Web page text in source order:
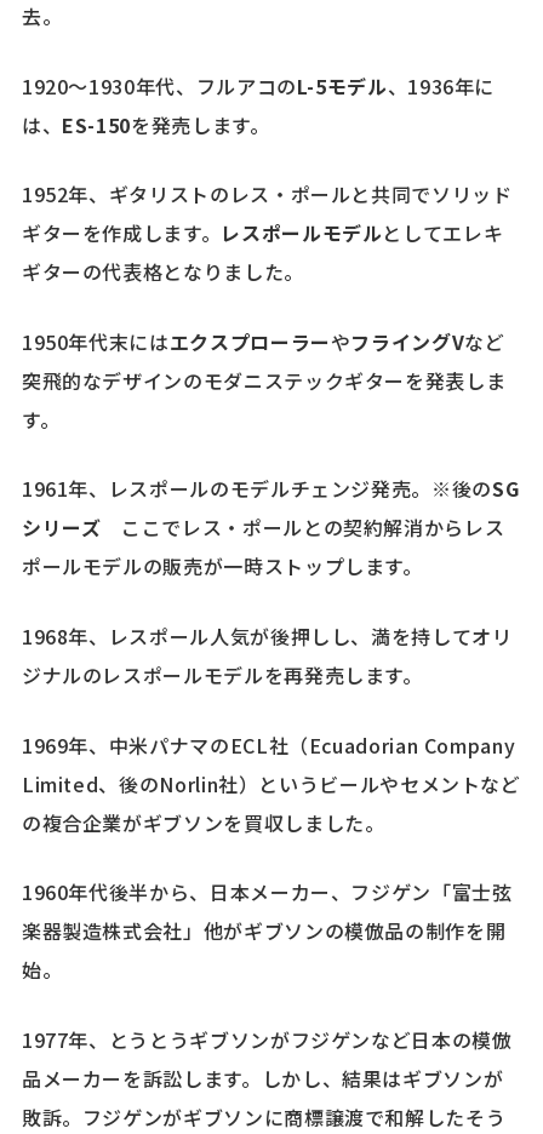
去。
1920～1930年代、フルアコのL-5モデル、1936年に
は、 ES-150を発売します。
1952年、ギタリストのレス・ポールと共同でソリッド
ギターを作成します。 レスポールモデルとしてエレキ
ギターの代表格となりました。
1950年代末にはエクスプローラーやフライングVなど
突飛的なデザインのモダニステックギターを発表しま
す。
1961年、レスポールのモデルチェンジ発売。※後のSG
シリーズ ここでレス・ポールとの契約解消からレス
ポールモデルの販売が一時ストップします。
1968年、レスポール人気が後押しし、満を持してオリ
ジナルのレスポールモデルを再発売します。
1969年、中米パナマのECL社（Ecuadorian Company
Limited、後のNorlin社）というビールやセメントなど
の複合企業がギブソンを買収しました。
1960年代後半から、日本メーカー、フジゲン「富士弦
楽器製造株式会社」他がギブソンの模倣品の制作を開
始。
1977年、とうとうギブソンがフジゲンなど日本の模倣
品メーカーを訴訟します。しかし、結果はギブソンが
敗訴。フジゲンがギブソンに商標譲渡で和解したそう